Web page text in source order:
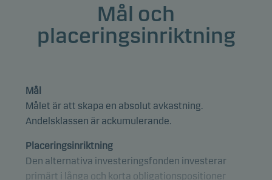
Mål och
placeringsinriktning
Mål
Målet är att skapa en absolut avkastning.
Andelsklassen är ackumulerande.
Placeringsinriktning
Den alternativa investeringsfonden investerar
primärt i långa och korta obligationspositioner